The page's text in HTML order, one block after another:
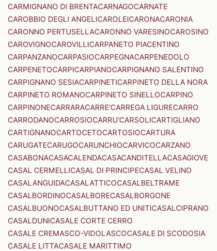
CARMIGNANO DI BRENTACARNAGOCARNATE
CAROBBIO DEGLI ANGELICAROLEICARONACARONIA
CARONNO PERTUSELLACARONNO VARESINOCAROSINO
CAROVIGNOCAROVILLICARPANETO PIACENTINO
CARPANZANOCARPASIOCARPEGNACARPENEDOLO
CARPENETOCARPICARPIANOCARPIGNANO SALENTINO
CARPIGNANO SESIACARPINETICARPINETO DELLA NORA
CARPINETO ROMANOCARPINETO SINELLOCARPINO
CARPINONECARRARACARRE'CARREGA LIGURECARRO
CARRODANOCARROSIOCARRU'CARSOLICARTIGLIANO
CARTIGNANOCARTOCETOCARTOSIOCARTURA
CARUGATECARUGOCARUNCHIOCARVICOCARZANO
CASABONACASACALENDACASACANDITELLACASAGIOVE
CASAL CERMELLICASAL DI PRINCIPECASAL VELINO
CASALANGUIDACASALATTICOCASALBELTRAME
CASALBORDINOCASALBORECASALBORGONE
CASALBUONOCASALBUTTANO ED UNITICASALCIPRANO
CASALDUNICASALE CORTE CERRO
CASALE CREMASCO-VIDOLASCOCASALE DI SCODOSIA
CASALE LITTACASALE MARITTIMO